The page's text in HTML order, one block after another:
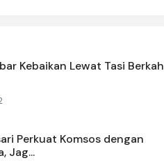
Kebaikan Lewat Tasi Berkah
Perkuat Komsos dengan
Jag...